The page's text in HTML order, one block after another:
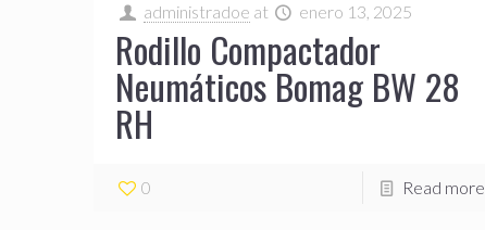
administradoe at enero 13, 2025
Rodillo Compactador
Neumáticos Bomag BW 28
RH
0 Read more